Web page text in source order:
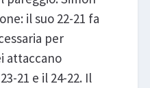
il suo 22-21 fa
per
attaccano
21 e il 24-22. Il